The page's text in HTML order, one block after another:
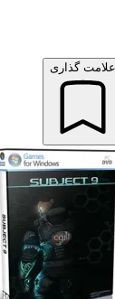
علامت گذاری